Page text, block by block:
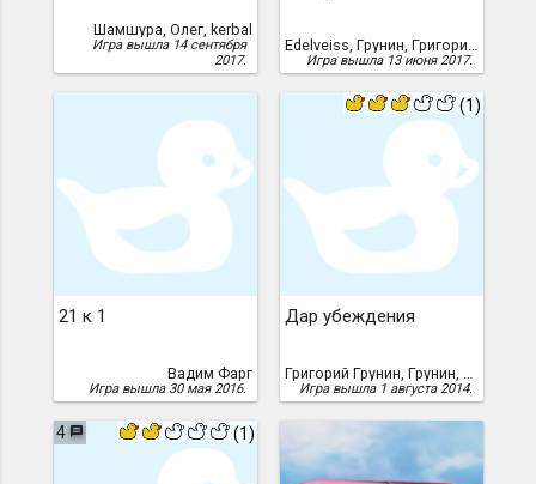
Шамшура, Олег, kerbal
Игра вышла 14 сентября
2017.
Edelveiss, Грунин, Григорий, Edelveiss (Григорий Грунин)
Игра вышла 13 июня 2017.
21 к 1
Вадим Фарг
Игра вышла 30 мая 2016.
(1)
Дар убеждения
Григорий Грунин, Грунин, Григорий
Игра вышла 1 августа 2014.
4 (1)